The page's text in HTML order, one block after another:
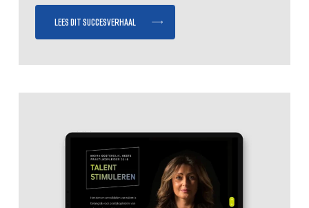
Lees dit succesverhaal